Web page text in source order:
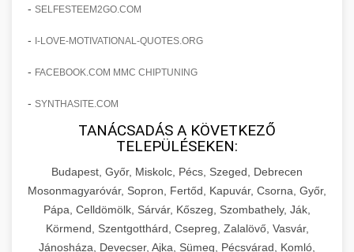
amelyek valós eredményeket hoznak.
szonyegtisztito.net
marketing stratégiai tervrajz
útjáról, bemutatva az utat a küzdő praxistól a
virágzó vállalkozásig 150%-os növekedéssel.
klinika átalakulási történet
Érdeklődés 150%-os Fokozása
Technikák és módszerek a páciensek
érdeklődésének és elkötelezettségének drámai
növeléséhez. Egy 150%-os fellendülési
esettanulmány gyakorlati betekintésekkel.
weboldal-keszites.co
elkötelezettség erősítési módszerek
🎮 19. AI Google Ads és Meta
Kampány Kezelés
Fejlett AI-alapú Google Ads és Meta hirdetési
kampánykezelés. Optimalizálja hirdetési
költségvetését gépi tanulással és
🍞 20. Ipari Dagasztógép +
- SELFESTEEM2GO.COM
- I-LOVE-MOTIVATIONAL-QUOTES.ORG
- FACEBOOK.COM MMC CHIPTUNING
- SYNTHASITE.COM
TANÁCSADÁS A KÖVETKEZŐ
TELEPÜLÉSEKEN:
Budapest, Győr, Miskolc, Pécs, Szeged, Debrecen
Mosonmagyaróvár, Sopron, Fertőd, Kapuvár, Csorna, Győr,
Pápa, Celldömölk, Sárvár, Kőszeg, Szombathely, Ják,
Körmend, Szentgotthárd, Csepreg, Zalalövő, Vasvár,
Jánosháza, Devecser, Ajka, Sümeg, Pécsvárad, Komló,